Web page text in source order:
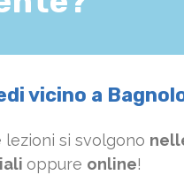
vicino a
lezioni si svolgono
oppure online!